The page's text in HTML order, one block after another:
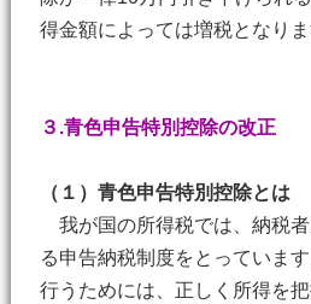
得金額によっては増税となりま
３.青色申告特別控除の改正
（１）青色申告特別控除とは
我が国の所得税では、納税
る申告納税制度をとっていま
行うためには、正しく所得を把